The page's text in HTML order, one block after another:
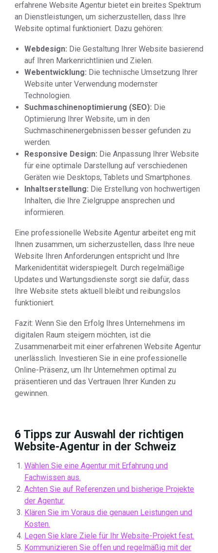
erfahrene Website Agentur bietet ein breites Spektrum
an Dienstleistungen, um sicherzustellen, dass Ihre
Website optimal funktioniert. Dazu gehören:
Webdesign: Die Gestaltung Ihrer Website basierend
auf Ihren Markenrichtlinien und Zielen.
Webentwicklung: Die technische Umsetzung Ihrer
Website unter Verwendung modernster
Technologien.
Suchmaschinenoptimierung (SEO): Die
Optimierung Ihrer Website, um in den
Suchmaschinenergebnissen besser gefunden zu
werden.
Responsive Design: Die Anpassung Ihrer Website
für eine optimale Darstellung auf verschiedenen
Geräten wie Desktops, Tablets und Smartphones.
Inhaltserstellung: Die Erstellung von hochwertigen
Inhalten, die Ihre Zielgruppe ansprechen und
informieren.
Eine professionelle Website Agentur arbeitet eng mit
Ihnen zusammen, um sicherzustellen, dass Ihre neue
Website Ihren Anforderungen entspricht und Ihre
Markenidentität widerspiegelt. Durch regelmäßige
Updates und Wartungsdienste sorgt sie dafür, dass
Ihre Website stets aktuell bleibt und reibungslos
funktioniert.
Fazit: Wenn Sie den Erfolg Ihres Unternehmens im
digitalen Raum steigern möchten, ist die
Zusammenarbeit mit einer erfahrenen Website Agentur
unerlässlich. Investieren Sie in eine professionelle
Online-Präsenz, um Ihr Unternehmen optimal zu
präsentieren und das Vertrauen Ihrer Kunden zu
gewinnen.
6 Tipps zur Auswahl der richtigen
Website-Agentur in der Schweiz
Wählen Sie eine Agentur mit Erfahrung und
Fachwissen aus.
Achten Sie auf Referenzen und bisherige Projekte
der Agentur.
Klären Sie im Voraus die genauen Leistungen und
Kosten.
Legen Sie klare Ziele für Ihr Website-Projekt fest.
Kommunizieren Sie offen und regelmäßig mit der